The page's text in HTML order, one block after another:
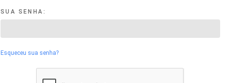
SUA SENHA:
Esqueceu sua senha?